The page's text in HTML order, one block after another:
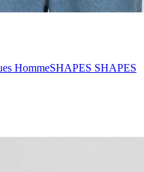
HommeSHAPES SHAPES